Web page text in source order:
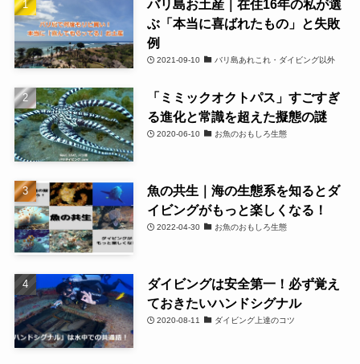
バリ島お土産｜在住16年の私が選
ぶ「本当に喜ばれたもの」と失敗
例
2021-09-10 バリ島あれこれ・ダイビング以外
「ミミックオクトパス」すごすぎ
る進化と常識を超えた擬態の謎
2020-06-10 お魚のおもしろ生態
魚の共生｜海の生態系を知るとダ
イビングがもっと楽しくなる！
2022-04-30 お魚のおもしろ生態
ダイビングは安全第一！必ず覚え
ておきたいハンドシグナル
2020-08-11 ダイビング上達のコツ